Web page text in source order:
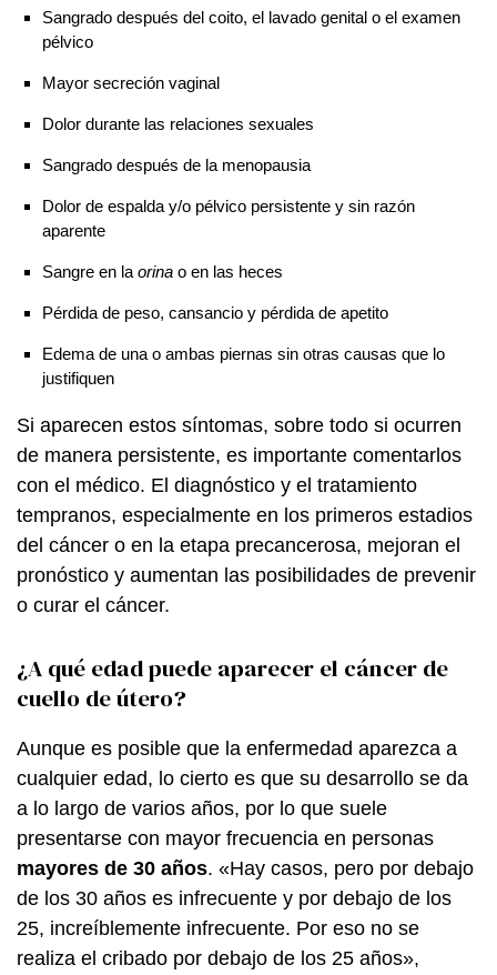
Sangrado después del coito, el lavado genital o el examen
pélvico
Mayor secreción vaginal
Dolor durante las relaciones sexuales
Sangrado después de la menopausia
Dolor de espalda y/o pélvico persistente y sin razón
aparente
Sangre en la orinao en las heces
Pérdida de peso, cansancio y pérdida de apetito
Edema de una o ambas piernas sin otras causas que lo
justifiquen
Si aparecen estos síntomas, sobre todo si ocurren
de manera persistente, es importante comentarlos
con el médico. El diagnóstico y el tratamiento
tempranos, especialmente en los primeros estadios
del cáncer o en la etapa precancerosa, mejoran el
pronóstico y aumentan las posibilidades de prevenir
o curar el cáncer.
¿A qué edad puede aparecer el cáncer de
cuello de útero?
Aunque es posible que la enfermedad aparezca a
cualquier edad, lo cierto es que su desarrollo se da
a lo largo de varios años, por lo que suele
presentarse con mayor frecuencia en personas
mayores de 30 años. «Hay casos, pero por debajo
de los 30 años es infrecuente y por debajo de los
25, increíblemente infrecuente. Por eso no se
realiza el cribado por debajo de los 25 años»,